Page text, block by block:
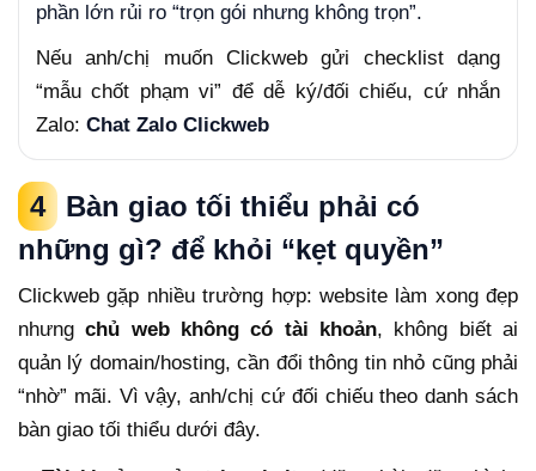
phần lớn rủi ro “trọn gói nhưng không trọn”.
Nếu anh/chị muốn Clickweb gửi checklist dạng
“mẫu chốt phạm vi” để dễ ký/đối chiếu, cứ nhắn
Zalo: Chat Zalo Clickweb
4
Bàn giao tối thiểu phải có
những gì? để khỏi “kẹt quyền”
Clickweb gặp nhiều trường hợp: website làm xong đẹp
nhưngchủ web không có tài khoản, không biết ai
quản lý domain/hosting, cần đổi thông tin nhỏ cũng phải
“nhờ” mãi. Vì vậy, anh/chị cứ đối chiếu theo danh sách
bàn giao tối thiểu dưới đây.